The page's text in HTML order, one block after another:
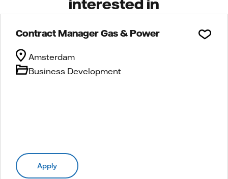
Contract Manager Gas & Power
Business Development
Amsterdam
Apply